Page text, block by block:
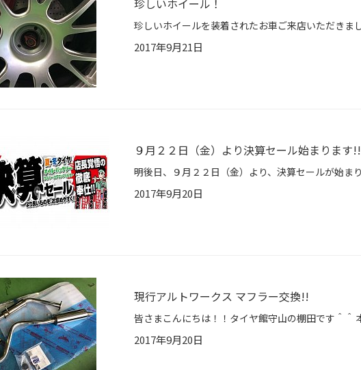
珍しいホイール！
2017年9月21日
９月２２日（金）より決算セール始まります!!
2017年9月20日
現行アルトワークス マフラー交換!!
2017年9月20日